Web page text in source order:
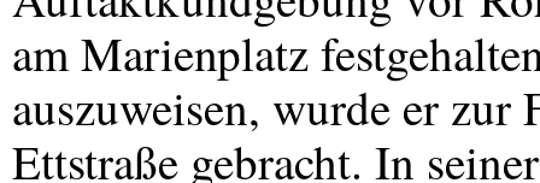
am Marienplatz
auszuweisen, wurde er zur
Ettstraße gebracht. In